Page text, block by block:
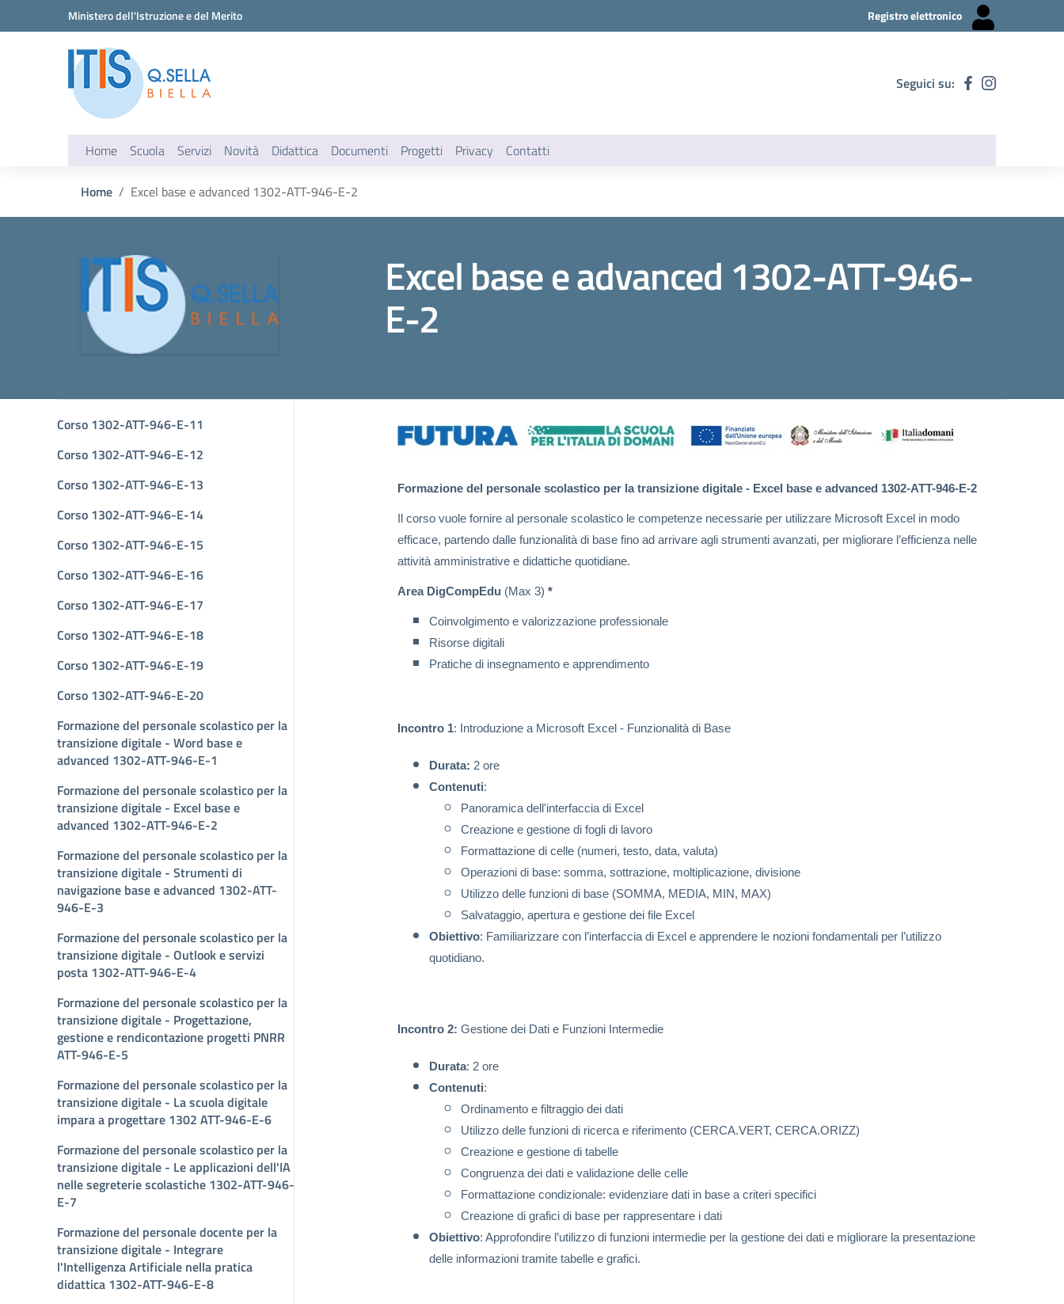
Vai ai contenuti
Vai al menu di navigazioneMinistero dell'Istruzione e del Merito Registro elettronico
Seguici su:
Home Scuola Servizi Novità Didattica Documenti Progetti Privacy Contatti
Home Excel base e advanced 1302-ATT-946-E-2
Excel base e advanced 1302-ATT-946-
E-2
Corso 1302-ATT-946-E-11
Corso 1302-ATT-946-E-12
Corso 1302-ATT-946-E-13
Corso 1302-ATT-946-E-14
Corso 1302-ATT-946-E-15
Corso 1302-ATT-946-E-16
Corso 1302-ATT-946-E-17
Corso 1302-ATT-946-E-18
Corso 1302-ATT-946-E-19
Corso 1302-ATT-946-E-20
Formazione del personale scolastico per la
transizione digitale - Word base e
advanced 1302-ATT-946-E-1
Formazione del personale scolastico per la
transizione digitale - Excel base e
advanced 1302-ATT-946-E-2
Formazione del personale scolastico per la
transizione digitale - Strumenti di
navigazione base e advanced 1302-ATT-
946-E-3
Formazione del personale scolastico per la
transizione digitale - Outlook e servizi
posta 1302-ATT-946-E-4
Formazione del personale scolastico per la
transizione digitale - Progettazione,
gestione e rendicontazione progetti PNRR
ATT-946-E-5
Formazione del personale scolastico per la
transizione digitale - La scuola digitale
impara a progettare 1302 ATT-946-E-6
Formazione del personale scolastico per la
transizione digitale - Le applicazioni dell'IA
nelle segreterie scolastiche 1302-ATT-946-
E-7
Formazione del personale docente per la
transizione digitale - Integrare
l'Intelligenza Artificiale nella pratica
didattica 1302-ATT-946-E-8
Formazione del personale scolastico per la transizione digitale - Excel base e advanced 1302-ATT-946-E-2
Il corso vuole fornire al personale scolastico le competenze necessarie per utilizzare Microsoft Excel in modo
efficace, partendo dalle funzionalità di base fino ad arrivare agli strumenti avanzati, per migliorare l’efficienza nelle
attività amministrative e didattiche quotidiane.
Area DigCompEdu (Max 3) *
Coinvolgimento e valorizzazione professionale
Risorse digitali
Pratiche di insegnamento e apprendimento
Incontro 1: Introduzione a Microsoft Excel - Funzionalità di Base
Durata: 2 ore
Contenuti:
Panoramica dell'interfaccia di Excel
Creazione e gestione di fogli di lavoro
Formattazione di celle (numeri, testo, data, valuta)
Operazioni di base: somma, sottrazione, moltiplicazione, divisione
Utilizzo delle funzioni di base (SOMMA, MEDIA, MIN, MAX)
Salvataggio, apertura e gestione dei file Excel
Obiettivo: Familiarizzare con l’interfaccia di Excel e apprendere le nozioni fondamentali per l’utilizzo
quotidiano.
Incontro 2: Gestione dei Dati e Funzioni Intermedie
Durata: 2 ore
Contenuti:
Ordinamento e filtraggio dei dati
Utilizzo delle funzioni di ricerca e riferimento (CERCA.VERT, CERCA.ORIZZ)
Creazione e gestione di tabelle
Congruenza dei dati e validazione delle celle
Formattazione condizionale: evidenziare dati in base a criteri specifici
Creazione di grafici di base per rappresentare i dati
Obiettivo: Approfondire l’utilizzo di funzioni intermedie per la gestione dei dati e migliorare la presentazione
delle informazioni tramite tabelle e grafici.